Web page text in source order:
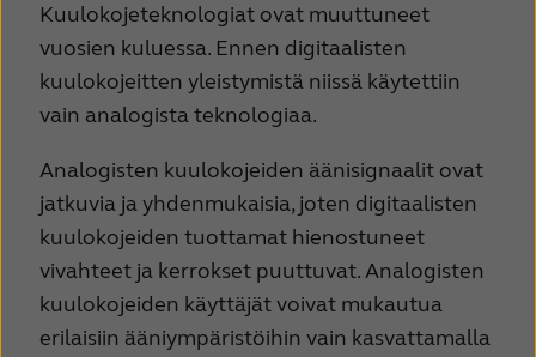
Kuulokojeteknologiat ovat muuttuneet
vuosien kuluessa. Ennen digitaalisten
kuulokojeitten yleistymistä niissä käytettiin
vain analogista teknologiaa.
Analogisten kuulokojeiden äänisignaalit ovat
jatkuvia ja yhdenmukaisia, joten digitaalisten
kuulokojeiden tuottamat hienostuneet
vivahteet ja kerrokset puuttuvat. Analogisten
kuulokojeiden käyttäjät voivat mukautua
erilaisiin ääniympäristöihin vain kasvattamalla